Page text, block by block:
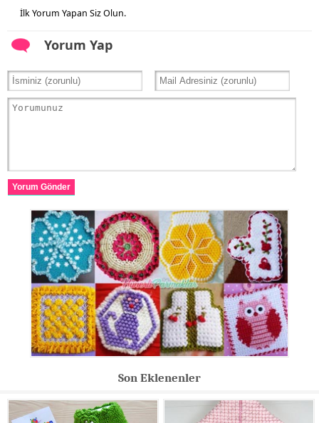
İlk Yorum Yapan Siz Olun.
Yorum Yap
Yorum Gönder
Son Eklenenler